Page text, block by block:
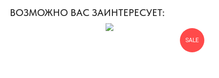
ВОЗМОЖНО ВАС ЗАИНТЕРЕСУЕТ:
SALE